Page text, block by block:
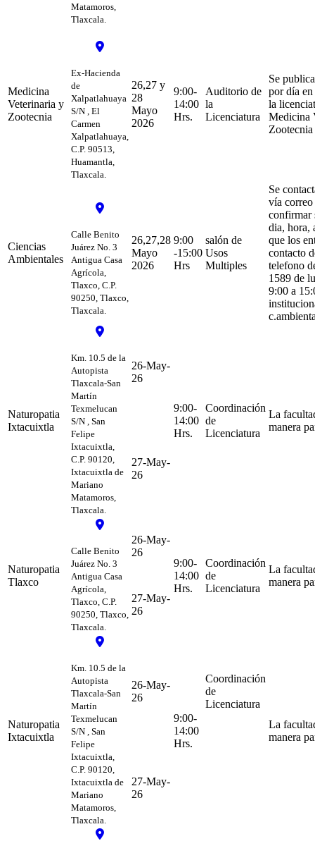
Matamoros,
Tlaxcala.
Medicina
Veterinaria y
Zootecnia
Ex-Hacienda
de
Xalpatlahuaya
S/N , El
Carmen
Xalpatlahuaya,
C.P. 90513,
Huamantla,
Tlaxcala.
26,27 y
28
Mayo
2026
9:00-
14:00
Hrs.
Auditorio de
la
Licenciatura
Se
por día
la
Medicina
Ciencias
Ambientales
Calle Benito
Juárez No. 3
Antigua Casa
Agrícola,
Tlaxco, C.P.
90250, Tlaxco,
Tlaxcala.
26,27,28
Mayo
2026
9:00
-15:00
Hrs
salón de
Usos
Multiples
Se
vía
confirmar
dia, hora,
que los
contacto
telefono
1589 de
9:00 a
Naturopatia
Ixtacuixtla
Km. 10.5 de la
Autopista
Tlaxcala-San
Martín
Texmelucan
S/N , San
Felipe
Ixtacuixtla,
C.P. 90120,
Ixtacuixtla de
Mariano
Matamoros,
Tlaxcala.
26-May-
26
9:00-
14:00
Hrs.
Coordinación
de
Licenciatura
La
manera
27-May-
26
Naturopatia
Tlaxco
Calle Benito
Juárez No. 3
Antigua Casa
Agrícola,
Tlaxco, C.P.
90250, Tlaxco,
Tlaxcala.
26-May-
26
9:00-
14:00
Hrs.
Coordinación
de
Licenciatura
La
manera
27-May-
26
Naturopatia
Ixtacuixtla
Km. 10.5 de la
Autopista
Tlaxcala-San
Martín
Texmelucan
S/N , San
Felipe
Ixtacuixtla,
C.P. 90120,
Ixtacuixtla de
Mariano
Matamoros,
Tlaxcala.
26-May-
26
9:00-
14:00
Hrs.
Coordinación
de
Licenciatura
La
manera
27-May-
26